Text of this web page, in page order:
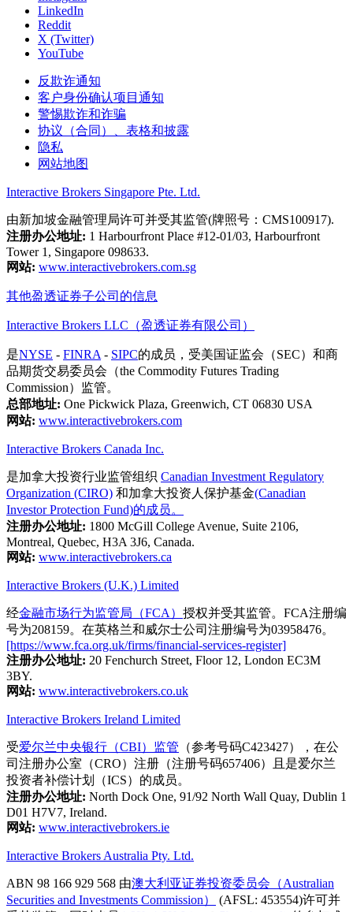
LinkedIn
Reddit
X (Twitter)
YouTube
反欺诈通知
客户身份确认项目通知
警惕欺诈和诈骗
协议（合同）、表格和披露
隐私
网站地图
Interactive Brokers Singapore Pte. Ltd.
由新加坡金融管理局许可并受其监管(牌照号：CMS100917).
注册办公地址: 1 Harbourfront Place #12-01/03, Harbourfront
Tower 1, Singapore 098633.
网站: www.interactivebrokers.com.sg
其他盈透证券子公司的信息
Interactive Brokers LLC（盈透证券有限公司）
是NYSE - FINRA - SIPC的成员，受美国证监会（SEC）和商
品期货交易委员会（the Commodity Futures Trading
Commission）监管。
总部地址: One Pickwick Plaza, Greenwich, CT 06830 USA
网站: www.interactivebrokers.com
Interactive Brokers Canada Inc.
是加拿大投资行业监管组织 Canadian Investment Regulatory
Organization (CIRO) 和加拿大投资人保护基金(Canadian
Investor Protection Fund)的成员。
注册办公地址: 1800 McGill College Avenue, Suite 2106,
Montreal, Quebec, H3A 3J6, Canada.
网站: www.interactivebrokers.ca
Interactive Brokers (U.K.) Limited
经金融市场行为监管局（FCA） 授权并受其监管。FCA注册编
号为208159。在英格兰和威尔士公司注册编号为03958476。
[https://www.fca.org.uk/firms/financial-services-register]
注册办公地址: 20 Fenchurch Street, Floor 12, London EC3M
3BY.
网站: www.interactivebrokers.co.uk
Interactive Brokers Ireland Limited
受爱尔兰中央银行（CBI）监管 （参考号码C423427），在公
司注册办公室（CRO）注册（注册号码657406）且是爱尔兰
投资者补偿计划（ICS）的成员。
注册办公地址: North Dock One, 91/92 North Wall Quay, Dublin 1
D01 H7V7, Ireland.
网站: www.interactivebrokers.ie
Interactive Brokers Australia Pty. Ltd.
ABN 98 166 929 568 由澳大利亚证券投资委员会（Australian
Securities and Investments Commission）
(AFSL: 453554)许可并